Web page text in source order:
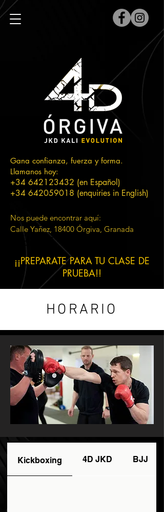
Gana confianza, fuerza y forma.
Llamanos hoy:
+34 642123432 (en Español)
+34 642059018 (enquiries in English)
Nos puede encontrar aquí:
Calle Yaňez, 18400 Órgiva, Granada
eading 1
¡¡PREPARATE PARA TU CLASE DE
PRUEBA!!
HORARIO
Kickboxing 4D JKD BJJ